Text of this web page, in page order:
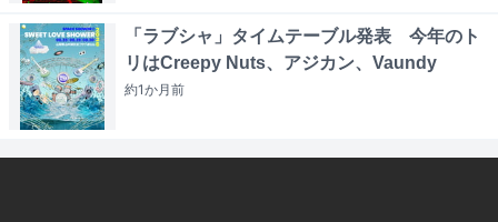
「ラブシャ」タイムテーブル発表 今年のト
リはCreepy Nuts、アジカン、Vaundy
約1か月前